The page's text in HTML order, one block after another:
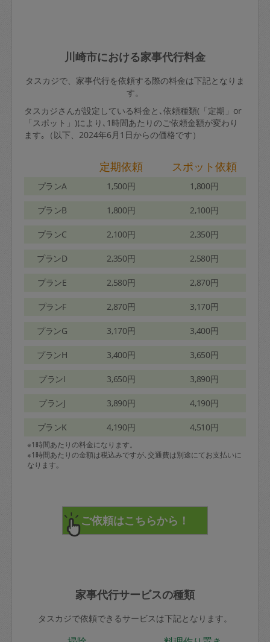
川崎市における家事代行料金
タスカジで、家事代行を依頼する際の料金は下記となりま
す。
タスカジさんが設定している料金と､依頼種類(「定期」or
「スポット」)により､1時間あたりのご依頼金額が変わり
ます｡（以下、2024年6月1日からの価格です）
定期依頼 スポット依頼
プランA 1,500円 1,800円
プランB 1,800円 2,100円
プランC 2,100円 2,350円
プランD 2,350円 2,580円
プランE 2,580円 2,870円
プランF 2,870円 3,170円
プランG 3,170円 3,400円
プランH 3,400円 3,650円
プランI 3,650円 3,890円
プランJ 3,890円 4,190円
プランK 4,190円 4,510円
※1時間あたりの料金になります。
※1時間あたりの金額は税込みですが､交通費は別途にてお支払いに
なります｡
家事代行サービスの種類
タスカジで依頼できるサービスは下記となります。